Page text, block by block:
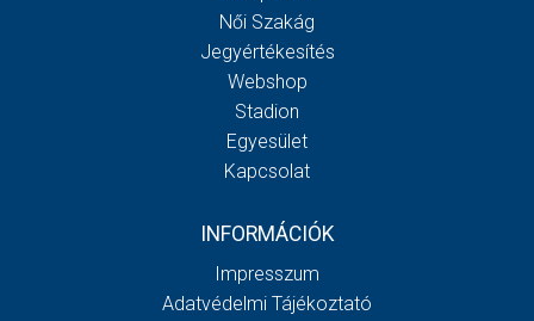
Női Szakág
Jegyértékesítés
Webshop
Stadion
Egyesület
Kapcsolat
INFORMÁCIÓK
Impresszum
Adatvédelmi Tájékoztató